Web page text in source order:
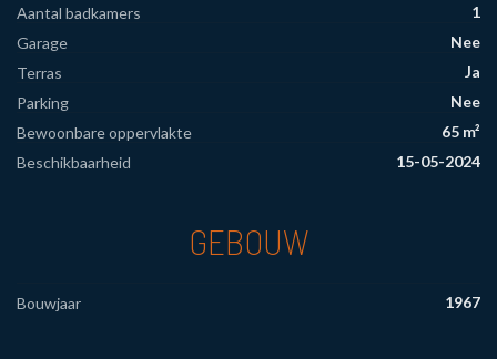
Aantal badkamers
1
Garage
Nee
Terras
Ja
Parking
Nee
Bewoonbare oppervlakte
65 m²
Beschikbaarheid
15-05-2024
GEBOUW
Bouwjaar 1967